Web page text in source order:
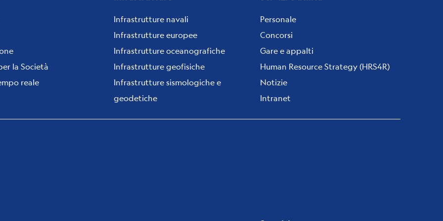
la Società
reale
Infrastrutture navali
Infrastrutture europee
Infrastrutture oceanografiche
Infrastrutture geofisiche
Infrastrutture sismologiche e
geodetiche
Personale
Concorsi
Gare e appalti
Human Resource Strategy (HRS4R)
Notizie
Intranet